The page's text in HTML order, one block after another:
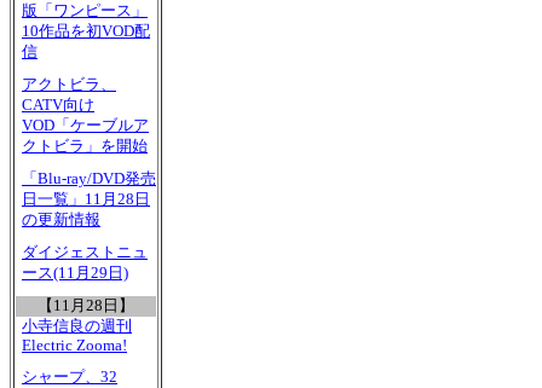
版「ワンピース」
10作品を初VOD配
信
アクトビラ、
CATV向け
VOD「ケーブルア
クトビラ」を開始
「Blu-ray/DVD発売
日一覧」11月28日
の更新情報
ダイジェストニュ
ース(11月29日)
【11月28日】
小寺信良の週刊
Electric Zooma!
シャープ、32